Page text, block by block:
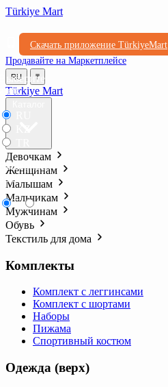
Türkiye Mart
Скачать приложение TürkiyeMart
Продавайте на Маркетплейсе
RU ₸
₸ ₺l
Türkiye Mart
Девочкам
Женщинам
Малышам
Мальчикам
Мужчинам
Обувь
Текстиль для дома
Комплекты
Комплект с леггинсами
Комплект с шортами
Наборы
Пижама
Спортивный костюм
Одежда (верх)